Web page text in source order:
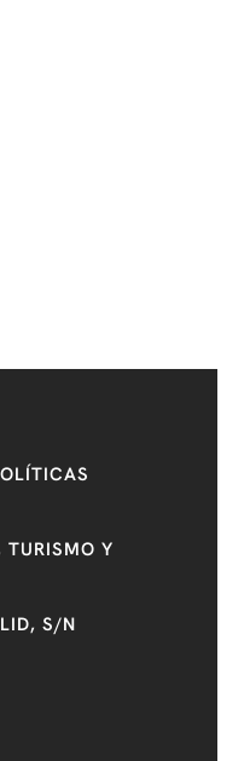
TURISMO Y
S/N